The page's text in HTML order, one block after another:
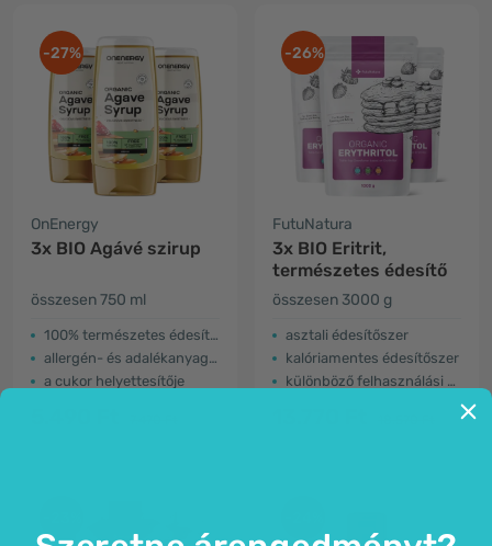
-27%
OnEnergy
3x BIO Agávé szirup
összesen 750 ml
100% természetes édesítőszer
allergén- és adalékanyagmentes
a cukor helyettesítője
-26%
FutuNatura
3x BIO Eritrit,
természetes édesítő
összesen 3000 g
asztali édesítőszer
kalóriamentes édesítőszer
különböző felhasználási módok